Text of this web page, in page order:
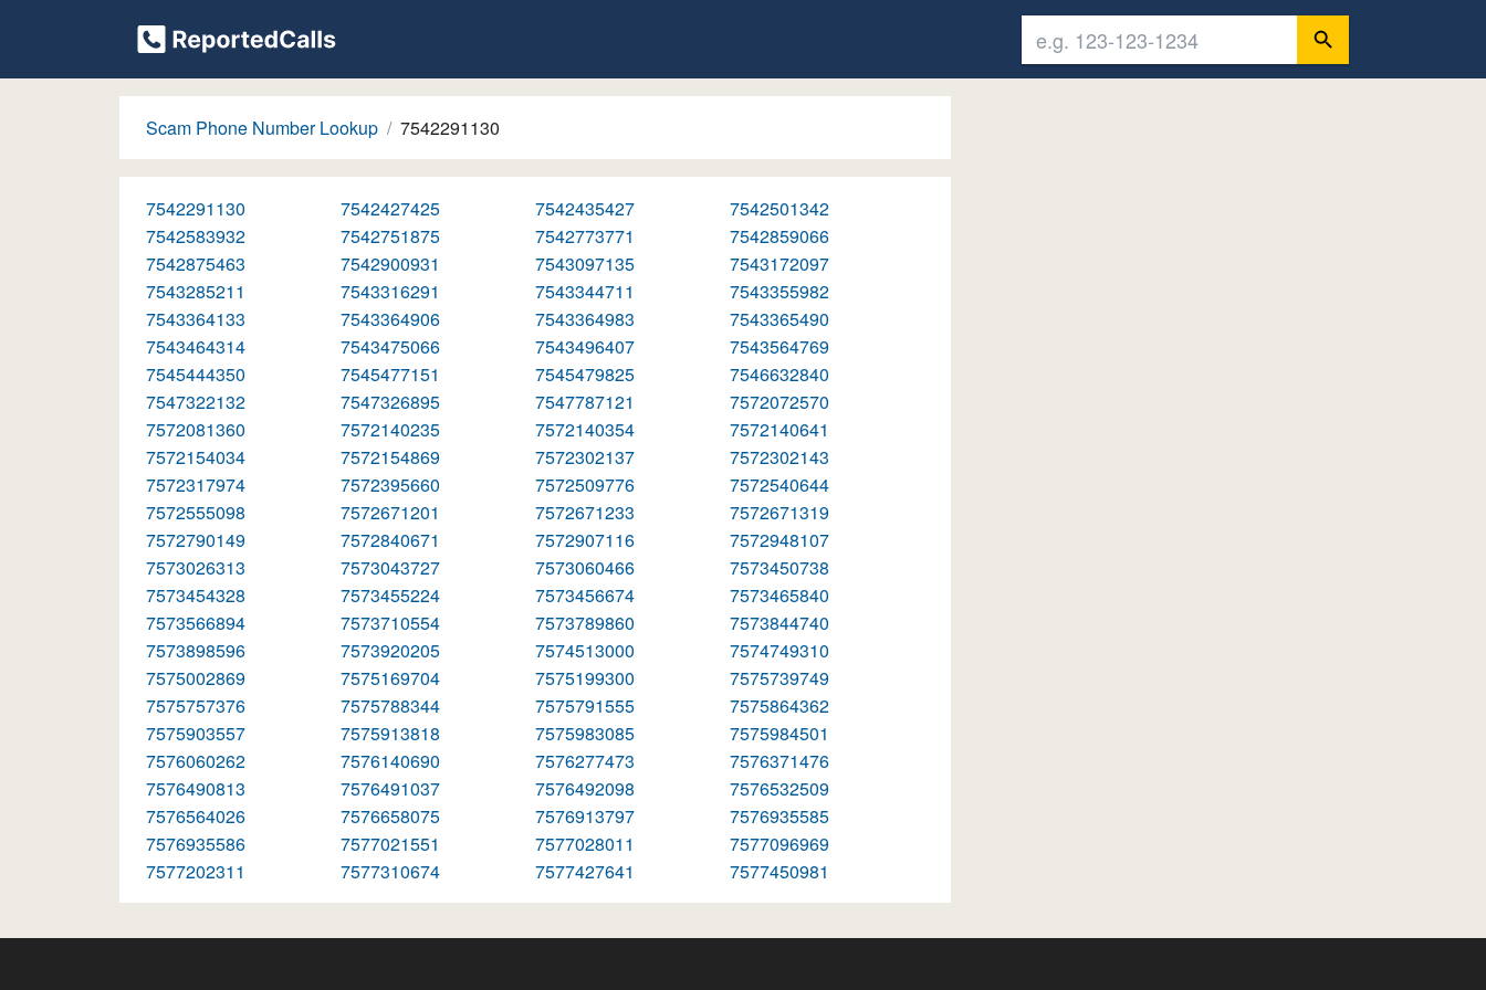
Scam Phone Number Lookup 7542291130
7542291130 7542427425 7542435427
7542501342
7542583932
7542751875 7542773771
7542859066
7542875463
7542900931 7543097135
7543172097
7543285211
7543316291 7543344711
7543355982
7543364133
7543364906 7543364983
7543365490
7543464314
7543475066 7543496407
7543564769
7545444350
7545477151 7545479825
7546632840
7547322132
7547326895 7547787121
7572072570
7572081360
7572140235 7572140354
7572140641
7572154034
7572154869 7572302137
7572302143
7572317974
7572395660 7572509776
7572540644
7572555098
7572671201 7572671233
7572671319
7572790149
7572840671 7572907116
7572948107
7573026313
7573043727 7573060466
7573450738
7573454328
7573455224 7573456674
7573465840
7573566894
7573710554 7573789860
7573844740
7573898596
7573920205 7574513000
7574749310
7575002869
7575169704 7575199300
7575739749
7575757376
7575788344 7575791555
7575864362
7575903557
7575913818 7575983085
7575984501
7576060262
7576140690 7576277473
7576371476
7576490813
7576491037 7576492098
7576532509
7576564026
7576658075 7576913797
7576935585
7576935586
7577021551 7577028011
7577096969
7577202311
7577310674 7577427641 7577450981